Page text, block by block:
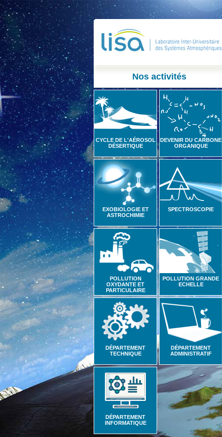
Nos activités
CYCLE DE L'AÉROSOL
DÉSERTIQUE
DEVENIR DU CARBONE
ORGANIQUE
EXOBIOLOGIE ET
ASTROCHIMIE
SPECTROSCOPIE
POLLUTION
OXYDANTE ET
PARTICULAIRE
POLLUTION GRANDE
ECHELLE
DÉPARTEMENT
TECHNIQUE
DÉPARTEMENT
ADMINISTRATIF
DÉPARTEMENT
INFORMATIQUE